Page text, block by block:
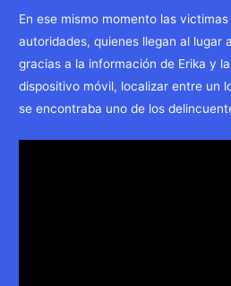
En ese mismo momento las
autoridades, quienes llegan al lugar
gracias a la información de Erika y
dispositivo móvil, localizar entre un
se encontraba uno de los